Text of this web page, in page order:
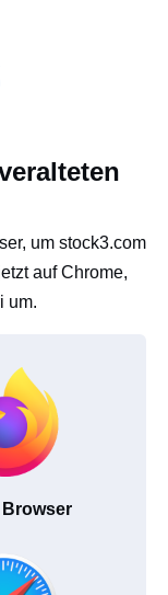
um stock3.com
auf Chrome,
um.
Browser